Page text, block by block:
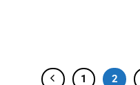
1 2